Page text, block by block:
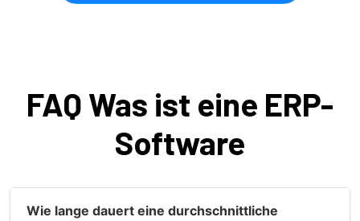
FAQ Was ist eine ERP-
Software
Wie lange dauert eine durchschnittliche